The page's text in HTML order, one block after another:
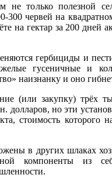
только полезной
300 червей на
на гектар за 200 дней
гербициды и
гусеничные и
наизнанку и оно
(или закупку) трёх
долларов, но эти
стоимость
в других шлаках
компоненты из